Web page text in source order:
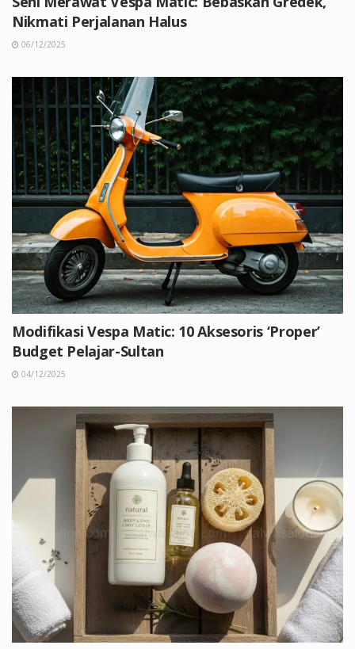
Nikmati Perjalanan Halus
06/12/2025
Modifikasi Vespa Matic: 10 Aksesoris ‘Proper’
Budget Pelajar-Sultan
04/12/2025